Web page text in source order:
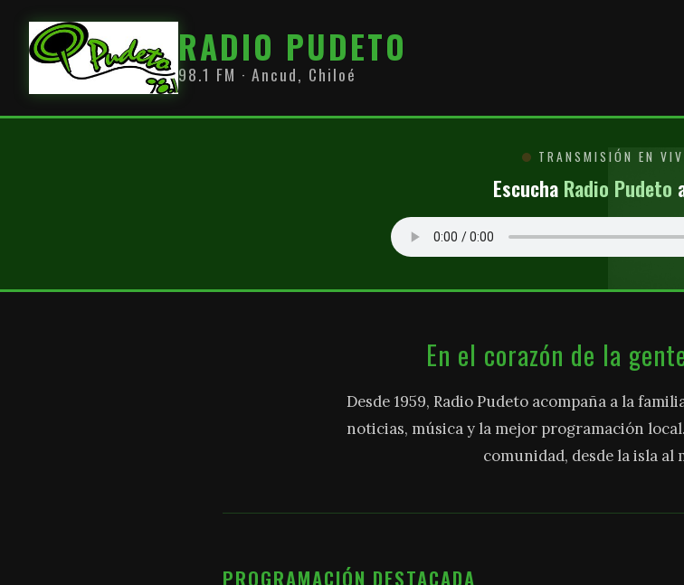
RADIO PUDETO
98.1 FM · Ancud, Chiloé
TRANSMISIÓN EN
Escucha Radio Pudeto
En el corazón de la
Desde 1959, Radio Pudeto acompaña a la
noticias, música y la mejor programación
comunidad, desde la isla al
PROGRAMACIÓN DESTACADA